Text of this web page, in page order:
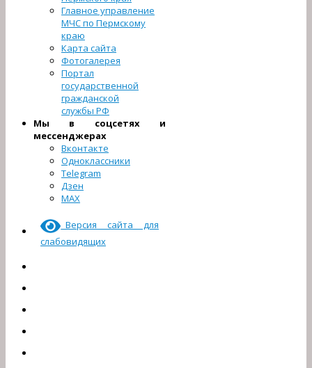
Главное управление
МЧС по Пермскому
краю
Карта сайта
Фотогалерея
Портал
государственной
гражданской
службы РФ
Мы в соцсетях и
мессенджерах
Вконтакте
Одноклассники
Telegram
Дзен
МАХ
Версия сайта для
слабовидящих